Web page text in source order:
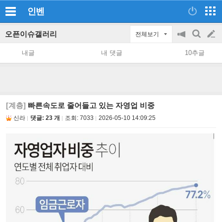
인벤
오픈이슈갤러리 전체보기
공
지
on/off
검
색
글
쓰
내글 내 댓글 10추글
[계층] 빠른속도로 줄어들고 있는 자영업 비중
신라 댓글: 23 개 조회: 7033 2026-05-10 14:09:25